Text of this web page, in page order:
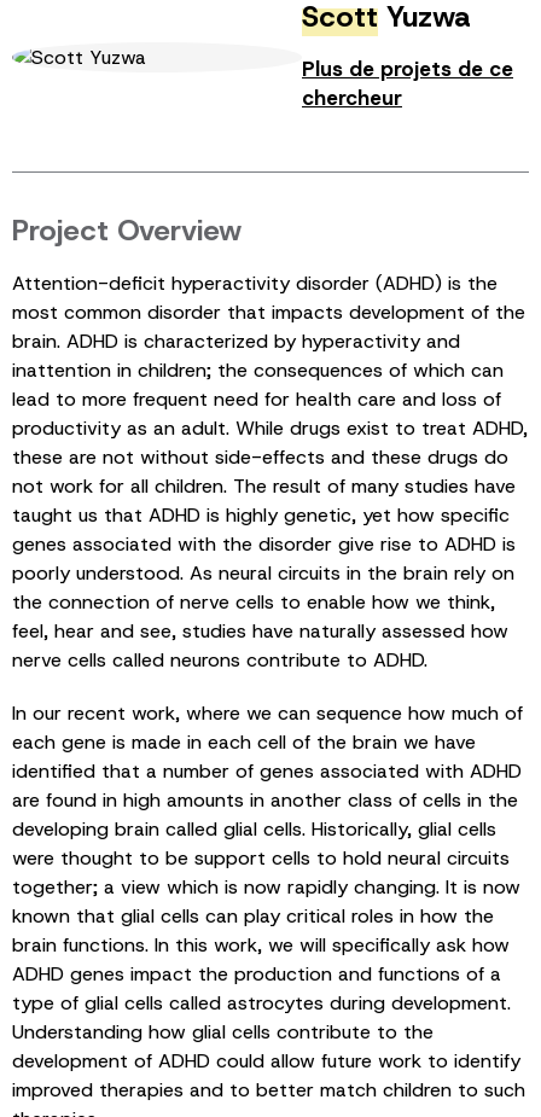
Scott Yuzwa
Plus de projets de ce
chercheur
Project Overview
Attention-deficit hyperactivity disorder (ADHD) is the
most common disorder that impacts development of the
brain. ADHD is characterized by hyperactivity and
inattention in children; the consequences of which can
lead to more frequent need for health care and loss of
productivity as an adult. While drugs exist to treat ADHD,
these are not without side-effects and these drugs do
not work for all children. The result of many studies have
taught us that ADHD is highly genetic, yet how specific
genes associated with the disorder give rise to ADHD is
poorly understood. As neural circuits in the brain rely on
the connection of nerve cells to enable how we think,
feel, hear and see, studies have naturally assessed how
nerve cells called neurons contribute to ADHD.
In our recent work, where we can sequence how much of
each gene is made in each cell of the brain we have
identified that a number of genes associated with ADHD
are found in high amounts in another class of cells in the
developing brain called glial cells. Historically, glial cells
were thought to be support cells to hold neural circuits
together; a view which is now rapidly changing. It is now
known that glial cells can play critical roles in how the
brain functions. In this work, we will specifically ask how
ADHD genes impact the production and functions of a
type of glial cells called astrocytes during development.
Understanding how glial cells contribute to the
development of ADHD could allow future work to identify
improved therapies and to better match children to such